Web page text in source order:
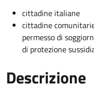
cittadine italiane
cittadine
permesso di
di protezione
Descrizione